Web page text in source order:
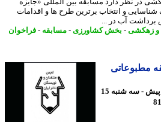
نظر دارد مسابقه بین المللی «جایزه
با هدف شناسایی و انتخاب برترین طرح ها و اقدامات
آب در ...
-بخش کشاورزی- مسابقه-فراخوان
95 روز پیش - سه شنبه 15